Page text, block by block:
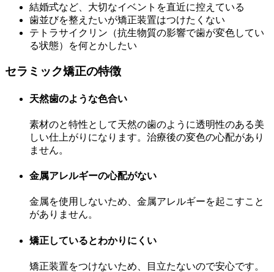
結婚式など、大切なイベントを直近に控えている
歯並びを整えたいが矯正装置はつけたくない
テトラサイクリン（抗生物質の影響で歯が変色してい
る状態）を何とかしたい
セラミック矯正の特徴
天然歯のような色合い
素材のと特性として天然の歯のように透明性のある美
しい仕上がりになります。治療後の変色の心配があり
ません。
金属アレルギーの心配がない
金属を使用しないため、金属アレルギーを起こすこと
がありません。
矯正しているとわかりにくい
矯正装置をつけないため、目立たないので安心です。